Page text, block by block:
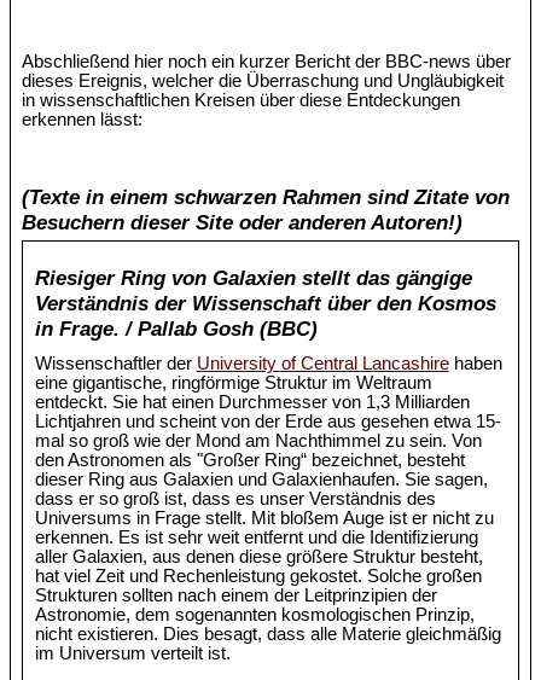
Abschließend hier noch ein kurzer Bericht der BBC-news über
dieses Ereignis, welcher die Überraschung und Ungläubigkeit
in wissenschaftlichen Kreisen über diese Entdeckungen
erkennen lässt:
(Texte in einem schwarzen Rahmen sind Zitate von
Besuchern dieser Site oder anderen Autoren!)
Riesiger Ring von Galaxien stellt das gängige
Verständnis der Wissenschaft über den Kosmos
in Frage. / Pallab Gosh (BBC)
Wissenschaftler der University of Central Lancashirehaben
eine gigantische, ringförmige Struktur im Weltraum
entdeckt. Sie hat einen Durchmesser von 1,3 Milliarden
Lichtjahren und scheint von der Erde aus gesehen etwa 15-
mal so groß wie der Mond am Nachthimmel zu sein. Von
den Astronomen als "Großer Ring“ bezeichnet, besteht
dieser Ring aus Galaxien und Galaxienhaufen. Sie sagen,
dass er so groß ist, dass es unser Verständnis des
Universums in Frage stellt. Mit bloßem Auge ist er nicht zu
erkennen. Es ist sehr weit entfernt und die Identifizierung
aller Galaxien, aus denen diese größere Struktur besteht,
hat viel Zeit und Rechenleistung gekostet. Solche großen
Strukturen sollten nach einem der Leitprinzipien der
Astronomie, dem sogenannten kosmologischen Prinzip,
nicht existieren. Dies besagt, dass alle Materie gleichmäßig
im Universum verteilt ist.